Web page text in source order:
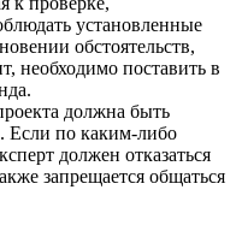
установленные
обстоятельств,
необходимо поставить в
должна быть
Если по каким-либо
должен отказаться
запрещается общаться